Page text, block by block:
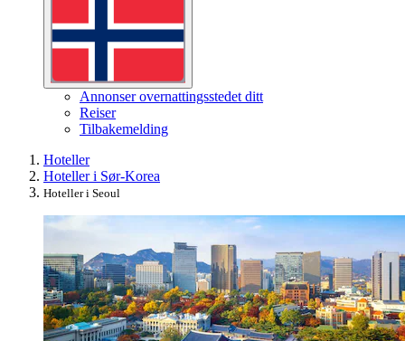
Annonser overnattingsstedet ditt
Reiser
Tilbakemelding
Hoteller
Hoteller i Sør-Korea
Hoteller i Seoul